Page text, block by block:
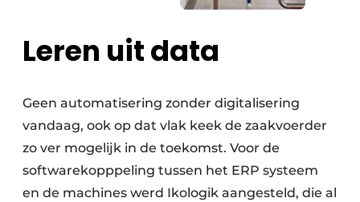
Leren uit data
Geen automatisering zonder digitalisering
vandaag, ook op dat vlak keek de zaakvoerder
zo ver mogelijk in de toekomst. Voor de
softwarekopppeling tussen het ERP systeem
en de machines werd Ikologik aangesteld, die al